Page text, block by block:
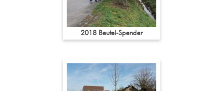
2018 Beutel-Spender